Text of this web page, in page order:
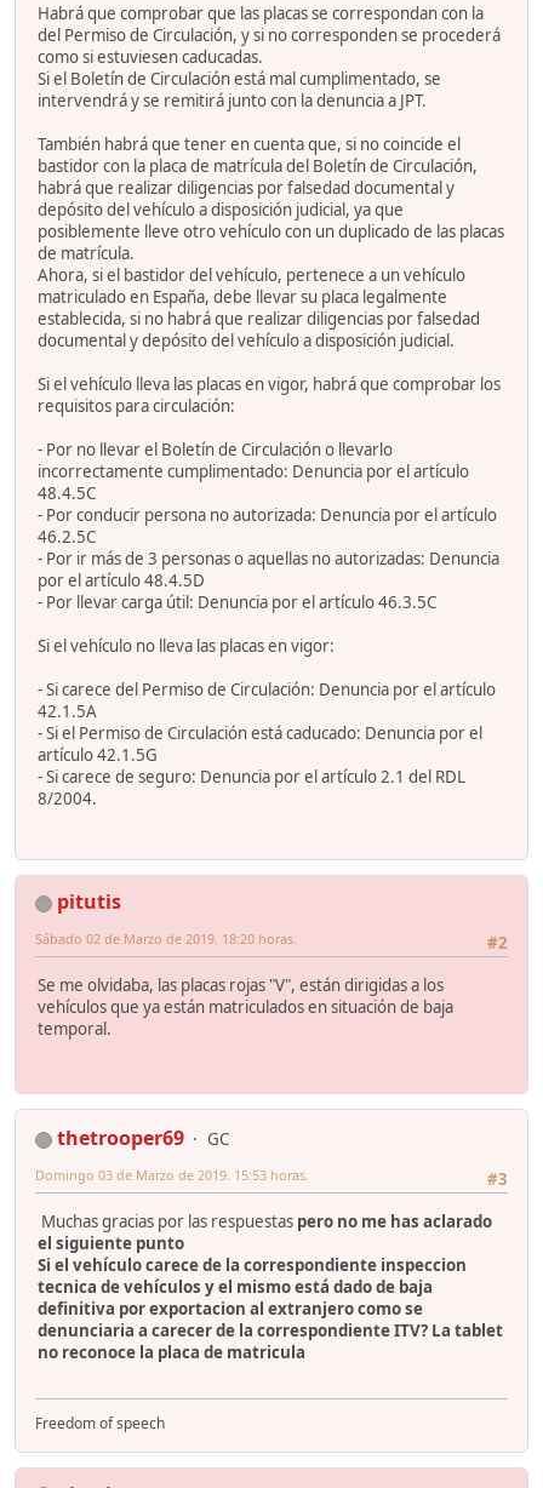
Habrá que comprobar que las placas se correspondan con la
del Permiso de Circulación, y si no corresponden se procederá
como si estuviesen caducadas.
Si el Boletín de Circulación está mal cumplimentado, se
intervendrá y se remitirá junto con la denuncia a JPT.
También habrá que tener en cuenta que, si no coincide el
bastidor con la placa de matrícula del Boletín de Circulación,
habrá que realizar diligencias por falsedad documental y
depósito del vehículo a disposición judicial, ya que
posiblemente lleve otro vehículo con un duplicado de las placas
de matrícula.
Ahora, si el bastidor del vehículo, pertenece a un vehículo
matriculado en España, debe llevar su placa legalmente
establecida, si no habrá que realizar diligencias por falsedad
documental y depósito del vehículo a disposición judicial.
Si el vehículo lleva las placas en vigor, habrá que comprobar los
requisitos para circulación:
- Por no llevar el Boletín de Circulación o llevarlo
incorrectamente cumplimentado: Denuncia por el artículo
48.4.5C
- Por conducir persona no autorizada: Denuncia por el artículo
46.2.5C
- Por ir más de 3 personas o aquellas no autorizadas: Denuncia
por el artículo 48.4.5D
- Por llevar carga útil: Denuncia por el artículo 46.3.5C
Si el vehículo no lleva las placas en vigor:
- Si carece del Permiso de Circulación: Denuncia por el artículo
42.1.5A
- Si el Permiso de Circulación está caducado: Denuncia por el
artículo 42.1.5G
- Si carece de seguro: Denuncia por el artículo 2.1 del RDL
8/2004.
pitutis
#2
Sábado 02 de Marzo de 2019. 18:20 horas.
Se me olvidaba, las placas rojas "V", están dirigidas a los
vehículos que ya están matriculados en situación de baja
temporal.
thetrooper69
GC
#3
Domingo 03 de Marzo de 2019. 15:53 horas.
Muchas gracias por las respuestas pero no me has aclarado
el siguiente punto
Si el vehículo carece de la correspondiente inspeccion
tecnica de vehículos y el mismo está dado de baja
definitiva por exportacion al extranjero como se
denunciaria a carecer de la correspondiente ITV? La tablet
no reconoce la placa de matricula
Freedom of speech